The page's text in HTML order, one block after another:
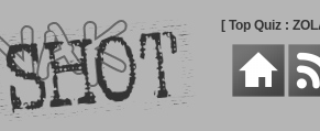
[ Top Quiz :